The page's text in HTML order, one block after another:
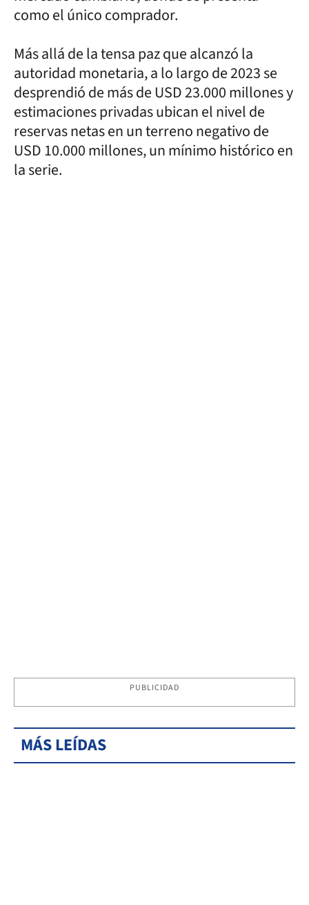
como el único comprador.
Más allá de la tensa paz que alcanzó la
autoridad monetaria, a lo largo de 2023 se
desprendió de más de USD 23.000 millones y
estimaciones privadas ubican el nivel de
reservas netas en un terreno negativo de
USD 10.000 millones, un mínimo histórico en
la serie.
PUBLICIDAD
MÁS LEÍDAS